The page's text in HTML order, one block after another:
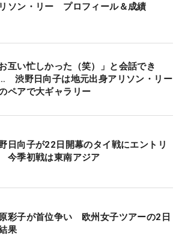
ソン・リー プロフィール＆成績
お互い忙しかった（笑）」と会話でき
渋野日向子は地元出身アリソン・リー
ペアで大ギャラリー
日向子が22日開幕のタイ戦にエントリ
今季初戦は東南アジア
彩子が首位争い 欧州女子ツアーの2日
果